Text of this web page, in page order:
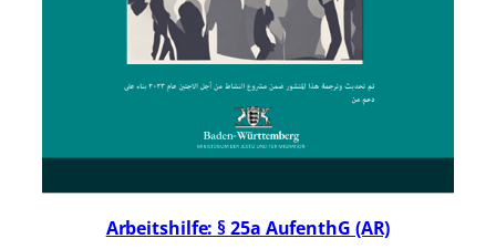
Arbeitshilfe: § 25a AufenthG (AR)